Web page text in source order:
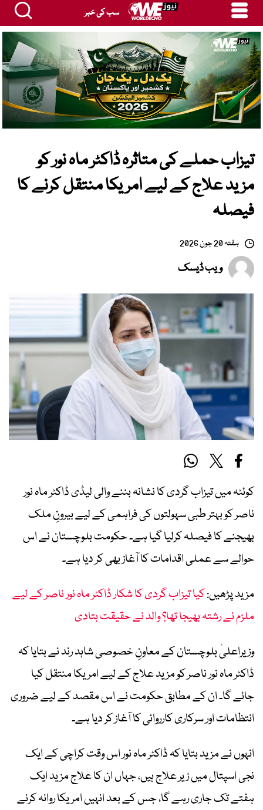
سب کی خبر
تیزاب حملے کی متاثرہ ڈاکٹر ماہ نور کو
مزید علاج کے لیے امریکا منتقل کرنے کا
فیصلہ
ہفتہ 20 جون 2026
ویب ڈیسک
کوئٹہ میں تیزاب گردی کا نشانہ بننے والی لیڈی ڈاکٹر ماہ نور
ناصر کو بہتر طبی سہولتوں کی فراہمی کے لیے بیرونِ ملک
بھیجنے کا فیصلہ کرلیا گیا ہے۔ حکومت بلوچستان نے اس
حوالے سے عملی اقدامات کا آغاز بھی کر دیا ہے۔
مزید پڑھیں:کیا تیزاب گردی کا شکار ڈاکٹر ماہ نور ناصر کے لیے
ملزم نے رشتہ بھیجا تھا؟ والد نے حقیقت بتادی
وزیراعلیٰ بلوچستان کے معاونِ خصوصی شاہد رند نے بتایا کہ
ڈاکٹر ماہ نور ناصر کو مزید علاج کے لیے امریکا منتقل کیا
جائے گا۔ ان کے مطابق حکومت نے اس مقصد کے لیے ضروری
انتظامات اور سرکاری کارروائی کا آغاز کر دیا ہے۔
انہوں نے مزید بتایا کہ ڈاکٹر ماہ نور اس وقت کراچی کے ایک
نجی اسپتال میں زیر علاج ہیں، جہاں ان کا علاج مزید ایک
ہفتے تک جاری رہے گا، جس کے بعد انہیں امریکا روانہ کرنے